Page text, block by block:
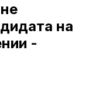
на
-